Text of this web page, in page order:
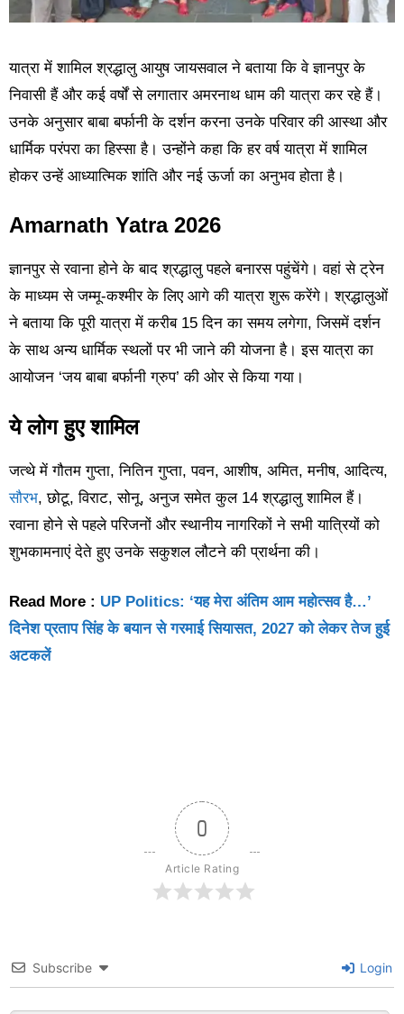
यात्रा में शामिल श्रद्धालु आयुष जायसवाल ने बताया कि वे ज्ञानपुर के
निवासी हैं और कई वर्षों से लगातार अमरनाथ धाम की यात्रा कर रहे हैं।
उनके अनुसार बाबा बर्फानी के दर्शन करना उनके परिवार की आस्था और
धार्मिक परंपरा का हिस्सा है। उन्होंने कहा कि हर वर्ष यात्रा में शामिल
होकर उन्हें आध्यात्मिक शांति और नई ऊर्जा का अनुभव होता है।
Amarnath Yatra 2026
ज्ञानपुर से रवाना होने के बाद श्रद्धालु पहले बनारस पहुंचेंगे। वहां से ट्रेन
के माध्यम से जम्मू-कश्मीर के लिए आगे की यात्रा शुरू करेंगे। श्रद्धालुओं
ने बताया कि पूरी यात्रा में करीब 15 दिन का समय लगेगा, जिसमें दर्शन
के साथ अन्य धार्मिक स्थलों पर भी जाने की योजना है। इस यात्रा का
आयोजन ‘जय बाबा बर्फानी ग्रुप’ की ओर से किया गया।
ये लोग हुए शामिल
जत्थे में गौतम गुप्ता, नितिन गुप्ता, पवन, आशीष, अमित, मनीष, आदित्य,
सौरभ, छोटू, विराट, सोनू, अनुज समेत कुल 14 श्रद्धालु शामिल हैं।
रवाना होने से पहले परिजनों और स्थानीय नागरिकों ने सभी यात्रियों को
शुभकामनाएं देते हुए उनके सकुशल लौटने की प्रार्थना की।
Read More : UP Politics: ‘यह मेरा अंतिम आम महोत्सव है…’
दिनेश प्रताप सिंह के बयान से गरमाई सियासत, 2027 को लेकर तेज हुई
अटकलें
0
Article Rating
Subscribe Login